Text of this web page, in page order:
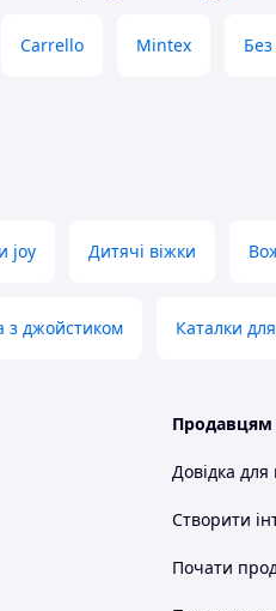
Carrello Mintex
joy Дитячі віжки
з джойстиком Каталки
Продавцям
Довідка для
Створити
Почати